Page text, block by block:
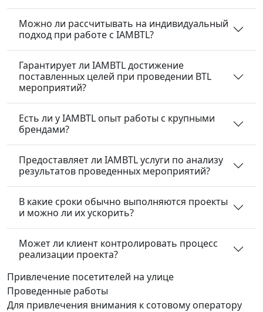
Можно ли рассчитывать на индивидуальный
подход при работе с IAMBTL?
Гарантирует ли IAMBTL достижение
поставленных целей при проведении BTL
мероприятий?
Есть ли у IAMBTL опыт работы с крупными
брендами?
Предоставляет ли IAMBTL услуги по анализу
результатов проведенных мероприятий?
В какие сроки обычно выполняются проекты
и можно ли их ускорить?
Может ли клиент контролировать процесс
реализации проекта?
Привлечение посетителей на улице
Проведенные работы
Для привлечения внимания к сотовому оператору